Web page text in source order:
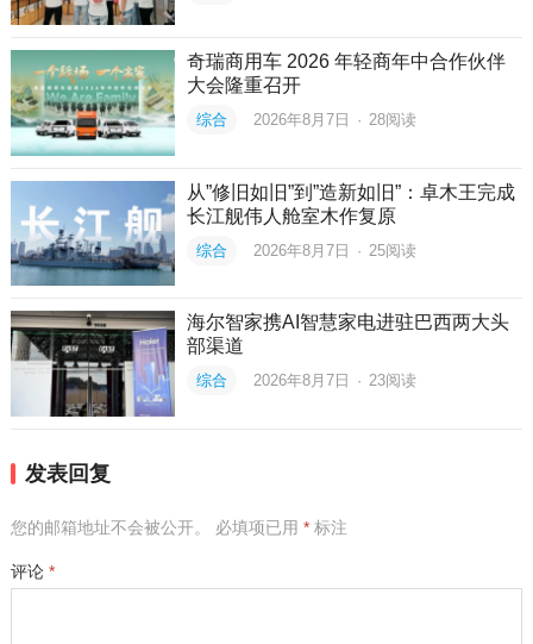
奇瑞商用车 2026 年轻商年中合作伙伴
大会隆重召开
综合 2026年8月7日 · 28阅读
从”修旧如旧”到”造新如旧”：卓木王完成
长江舰伟人舱室木作复原
综合 2026年8月7日 · 25阅读
海尔智家携AI智慧家电进驻巴西两大头
部渠道
综合 2026年8月7日 · 23阅读
发表回复
您的邮箱地址不会被公开。 必填项已用 *标注
评论 *